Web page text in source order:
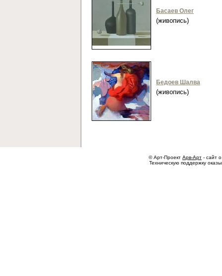
Басаев Олег
(живопись)
Бедоев Шалва
(живопись)
© Арт-Проект Арв-Арт - сайт
Техническую поддержку